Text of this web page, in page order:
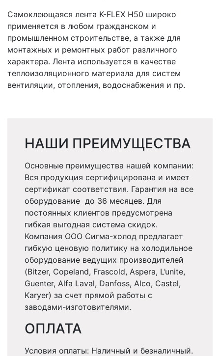
Самоклеющаяся лента K-FLEX H50 широко
применяется в любом гражданском и
промышленном строительстве, а также для
монтажных и ремонтных работ различного
характера. Лента используется в качестве
теплоизоляционного материала для систем
вентиляции, отопления, водоснабжения и пр.
НАШИ ПРЕИМУЩЕСТВА
Основные преимущества нашей компании:
Вся продукция сертифицирована и имеет
сертификат соответствия. Гарантия на все
оборудование до 36 месяцев. Для
постоянных клиентов предусмотрена
гибкая выгодная система скидок.
Компания ООО Сигма-холод предлагает
гибкую ценовую политику на холодильное
оборудование ведущих производителей
(Bitzer, Copeland, Frascold, Aspera, L’unite,
Guenter, Alfa Laval, Danfoss, Alco, Castel,
Karyer) за счет прямой работы с
заводами-изготовителями.
ОПЛАТА
Условия оплаты: Наличный и безналичный.